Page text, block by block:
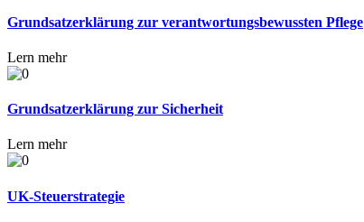
Grundsatzerklärung zur verantwortungsbewussten Pflege
Lern mehr
Grundsatzerklärung zur Sicherheit
Lern mehr
UK-Steuerstrategie